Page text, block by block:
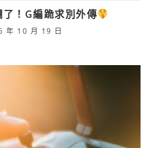
！G編跪求別外傳
年 10 月 19 日